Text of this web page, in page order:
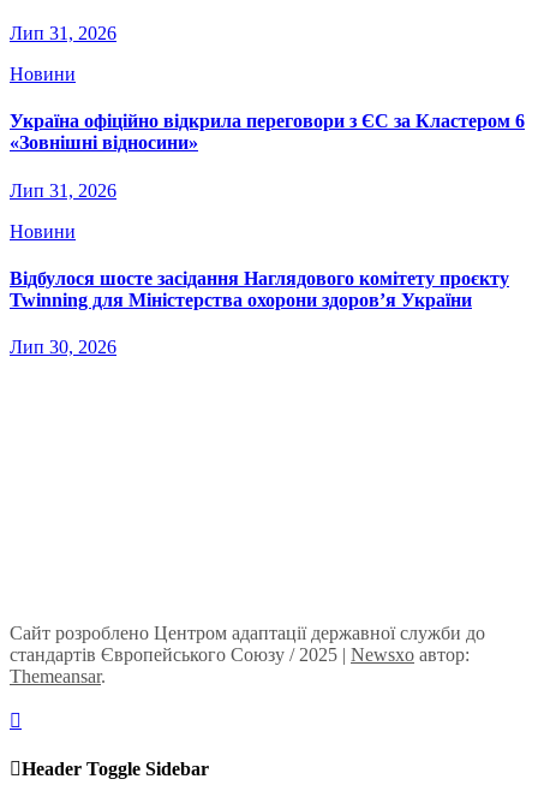
Лип 31, 2026
Новини
Україна офіційно відкрила переговори з ЄС за Кластером 6
«Зовнішні відносини»
Лип 31, 2026
Новини
Відбулося шосте засідання Наглядового комітету проєкту
Twinning для Міністерства охорони здоров’я України
Лип 30, 2026
Сайт розроблено Центром адаптації державної служби до
стандартів Європейського Союзу / 2025 | Newsxo автор:
Themeansar.
Header Toggle Sidebar